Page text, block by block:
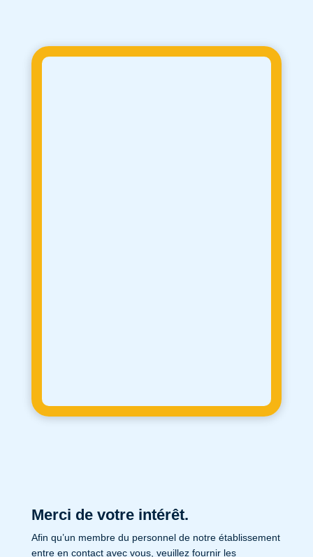
Merci de votre intérêt.
Afin qu’un membre du personnel de notre établissement
entre en contact avec vous, veuillez fournir les